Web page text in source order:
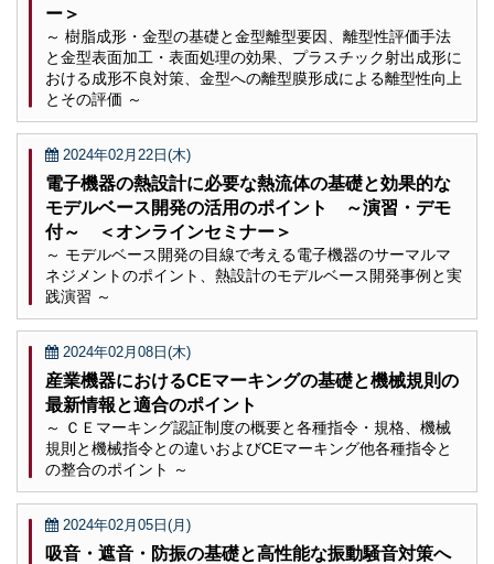
ー＞
～ 樹脂成形・金型の基礎と金型離型要因、離型性評価手法
と金型表面加工・表面処理の効果、プラスチック射出成形に
おける成形不良対策、金型への離型膜形成による離型性向上
とその評価 ～
2024年02月22日(木)
電子機器の熱設計に必要な熱流体の基礎と効果的な
モデルベース開発の活用のポイント ～演習・デモ
付～ ＜オンラインセミナー＞
～ モデルベース開発の目線で考える電子機器のサーマルマ
ネジメントのポイント、熱設計のモデルベース開発事例と実
践演習 ～
2024年02月08日(木)
産業機器におけるCEマーキングの基礎と機械規則の
最新情報と適合のポイント
～ ＣＥマーキング認証制度の概要と各種指令・規格、機械
規則と機械指令との違いおよびCEマーキング他各種指令と
の整合のポイント ～
2024年02月05日(月)
吸音・遮音・防振の基礎と高性能な振動騒音対策へ